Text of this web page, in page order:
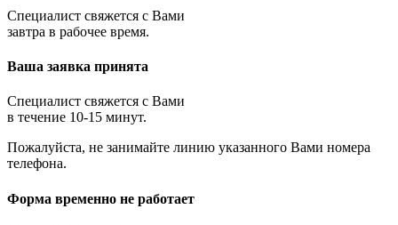
Специалист свяжется с Вами
завтра в рабочее время.
Ваша заявка принята
Специалист свяжется с Вами
в течение 10-15 минут.
Пожалуйста, не занимайте линию указанного Вами номера
телефона.
Форма временно не работает